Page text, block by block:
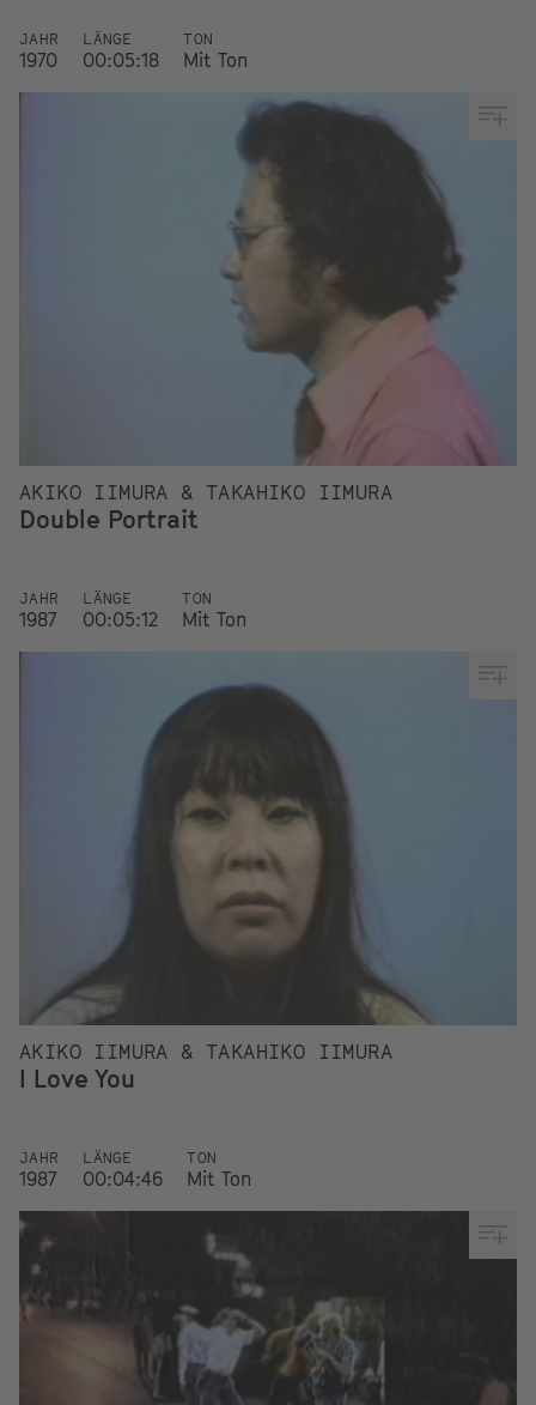
JAHR
1970
LÄNGE
00:05:18
TON
Mit Ton
AKIKO IIMURA & TAKAHIKO IIMURA
Double Portrait
JAHR
1987
LÄNGE
00:05:12
TON
Mit Ton
AKIKO IIMURA & TAKAHIKO IIMURA
I Love You
JAHR
1987
LÄNGE
00:04:46
TON
Mit Ton